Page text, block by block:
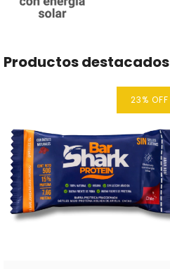
Productos destacados
23% OFF